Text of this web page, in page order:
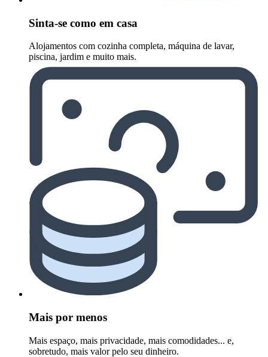
Sinta-se como em casa
Alojamentos com cozinha completa, máquina de lavar,
piscina, jardim e muito mais.
Mais por menos
Mais espaço, mais privacidade, mais comodidades... e,
sobretudo, mais valor pelo seu dinheiro.